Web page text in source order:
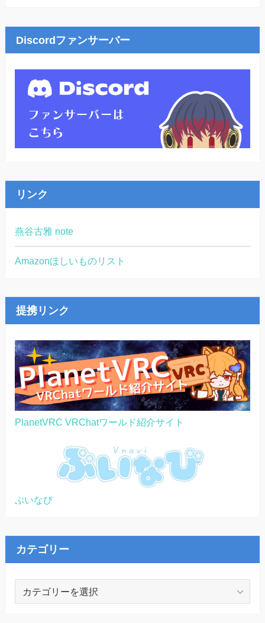
Discordファンサーバー
リンク
燕谷古雅 note
Amazonほしいものリスト
提携リンク
PlanetVRC VRChatワールド紹介サイト
ぶいなび
カテゴリー